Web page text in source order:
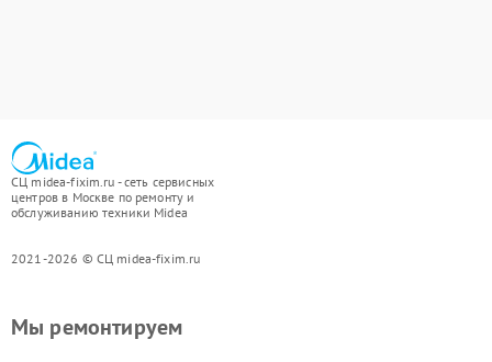
СЦ midea-fixim.ru - сеть сервисных
центров в Москве по ремонту и
обслуживанию техники Midea
2021-2026 © СЦ midea-fixim.ru
Мы ремонтируем